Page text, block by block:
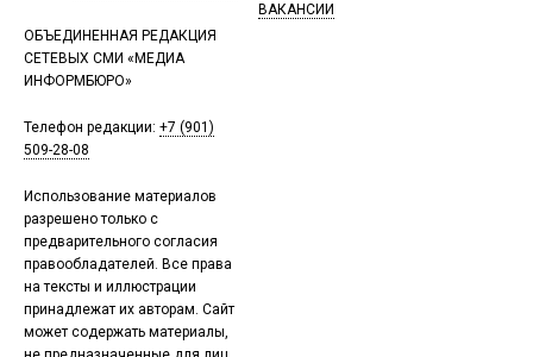
ОБЪЕДИНЕННАЯ РЕДАКЦИЯ
СЕТЕВЫХ СМИ «МЕДИА
ИНФОРМБЮРО»
Телефон редакции: +7 (901)
509-28-08
Использование материалов
разрешено только с
предварительного согласия
правообладателей. Все права
на тексты и иллюстрации
принадлежат их авторам. Сайт
может содержать материалы,
ВАКАНСИИ